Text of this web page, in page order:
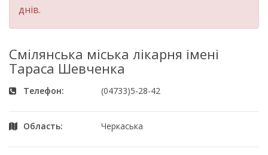
днів.
Смілянська міська лікарня імені
Тараса Шевченка
Телефон: (04733)5-28-42
Область: Черкаська